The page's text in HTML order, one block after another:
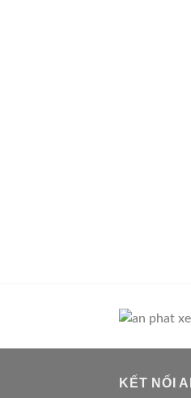
KẾT NỐI